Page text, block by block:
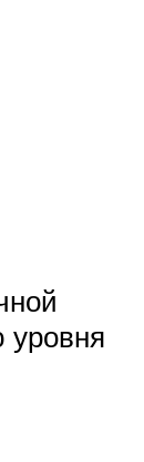
уровня